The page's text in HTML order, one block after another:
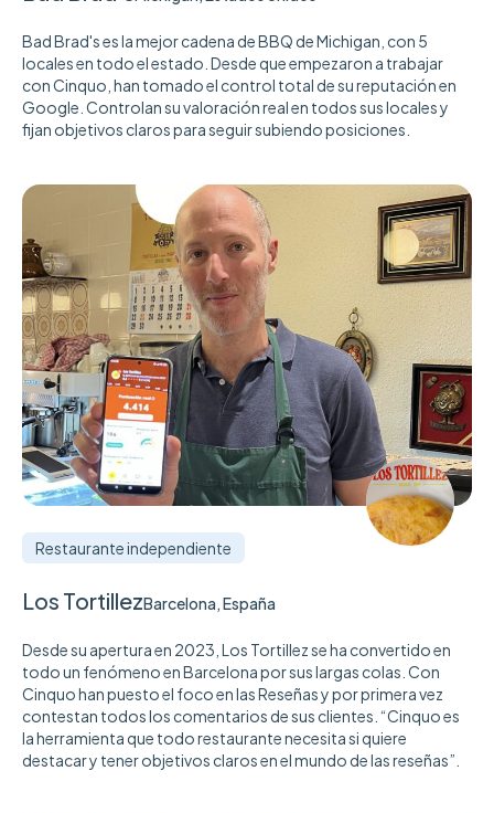
Bad Brad's es la mejor cadena de BBQ de Michigan, con 5
locales en todo el estado. Desde que empezaron a trabajar
con Cinquo, han tomado el control total de su reputación en
Google. Controlan su valoración real en todos sus locales y
fijan objetivos claros para seguir subiendo posiciones.
Restaurante independiente
Los TortillezBarcelona, España
Desde su apertura en 2023, Los Tortillez se ha convertido en
todo un fenómeno en Barcelona por sus largas colas. Con
Cinquo han puesto el foco en las Reseñas y por primera vez
contestan todos los comentarios de sus clientes. “Cinquo es
la herramienta que todo restaurante necesita si quiere
destacar y tener objetivos claros en el mundo de las reseñas”.